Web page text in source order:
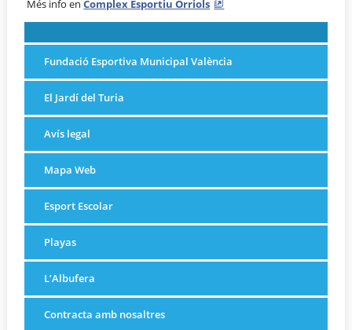
Més info enComplex Esportiu Orriols
Fundació Esportiva Municipal València
El Jardí del Turia
Avís legal
Mapa Web
Esport Escolar
Playas
L’Albufera
Contracta amb nosaltres